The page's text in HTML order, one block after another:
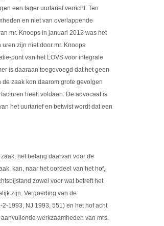
een lager uurtarief verricht. Ten
en niet van overlappende
mr. Knoops in januari 2012 was het
zijn niet door mr. Knoops
punt van het LOVS voor integrale
is daaraan toegevoegd dat het geen
zaak kon daarom grote gevolgen
heeft voldaan. De advocaat is
het uurtarief en betwist wordt dat een
het belang daarvan voor de
kan, naar het oordeel van het hof,
zowel voor wat betreft het
zijn. Vergoeding van de
1993, NJ 1993, 551) en het hof acht
werkzaamheden van mrs.